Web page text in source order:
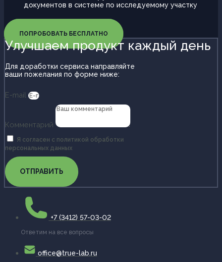
документов в системе по исследуемому участку
ПОПРОБОВАТЬ БЕСПЛАТНО
Улучшаем продукт каждый день
Для доработки сервиса направляйте
ваши пожелания по форме ниже:
E-mail
Комментарий
Я согласен с политикой обработки
персональных данных
ОТПРАВИТЬ
+7 (3412) 57-03-02
Ответим на все вопросы
office@true-lab.ru